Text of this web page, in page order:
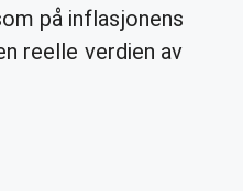
på inflasjonens
reelle verdien av